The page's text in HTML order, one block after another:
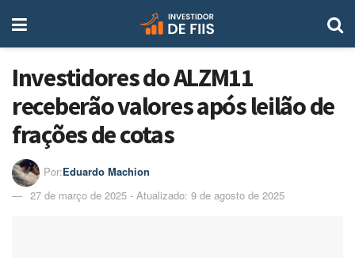
Investidores do ALZM11
receberão valores após leilão de
frações de cotas
Por:Eduardo Machion
27 de março de 2025 - Atualizado: 9 de agosto de 2025